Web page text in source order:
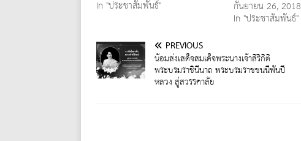
In "ประชาสัมพันธ์" กันยายน 26, 2018
In "ประชาสัมพันธ์"
PREVIOUS
น้อมส่งเสด็จสมเด็จพระนางเจ้าสิริกิติ์
พระบรมราชินีนาถ พระบรมราชชนนีพันปี
หลวง สู่สวรรคาลัย